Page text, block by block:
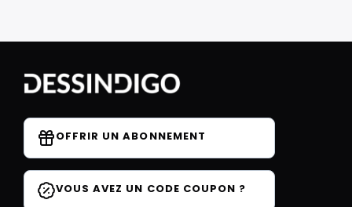
OFFRIR UN ABONNEMENT
VOUS AVEZ UN CODE COUPON ?